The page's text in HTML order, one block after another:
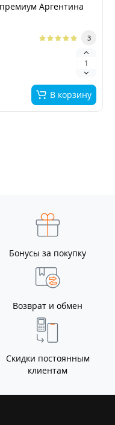
Аргентина
3
В корзину
Бонусы за покупку
Возврат и обмен
Скидки постоянным
клиентам